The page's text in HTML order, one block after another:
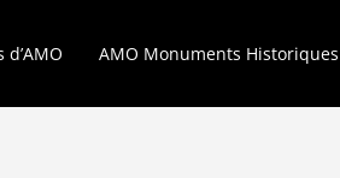
AMO Monuments Historiques